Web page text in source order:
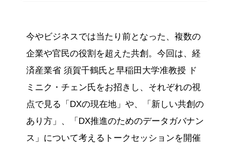
今やビジネスでは当たり前となった、複数の
企業や官民の役割を超えた共創。今回は、経
済産業省 須賀千鶴氏と早稲田大学准教授 ド
ミニク・チェン氏をお招きし、それぞれの視
点で見る「DXの現在地」や、「新しい共創の
あり方」、「DX推進のためのデータガバナン
ス」について考えるトークセッションを開催